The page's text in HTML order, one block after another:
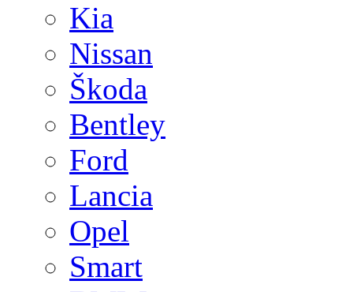
Kia
Nissan
Škoda
Bentley
Ford
Lancia
Opel
Smart